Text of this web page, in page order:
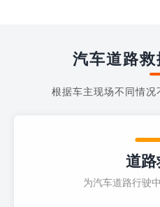
汽车道路救
根据车主现场不同情
道路
为汽车道路行驶